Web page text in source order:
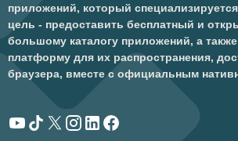
приложений, который
цель - предоставить бесплатный и
большому каталогу приложений, а
платформу для их распространения,
браузера, вместе с официальным